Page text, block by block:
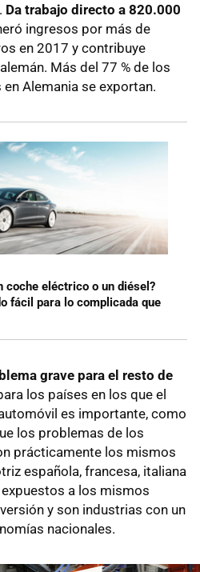
Da trabajo directo a 820.000
ingresos por más de
en 2017 y contribuye
Más del 77 % de los
Alemania se exportan.
coche eléctrico o un diésel?
fácil para lo complicada que
grave para el resto de
los países en los que el
es importante, como
los problemas de los
prácticamente los mismos
española, francesa, italiana
a los mismos
y son industrias con un
nacionales.